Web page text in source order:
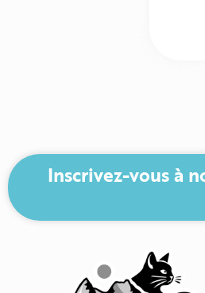
Inscrivez-vous à